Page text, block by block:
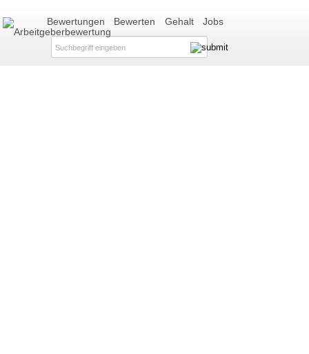
Bewertungen Bewerten Gehalt Jobs